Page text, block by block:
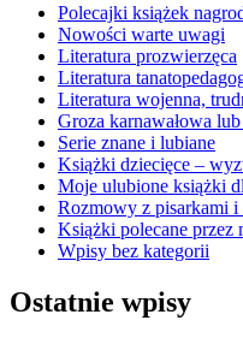
Polecajki książek
Nowości warte uwagi
Literatura prozwierzęca
Literatura
Literatura wojenna,
Groza karnawałowa
Serie znane i lubiane
Książki dziecięce –
Moje ulubione książki
Rozmowy z pisarkami i
Książki polecane przez
Wpisy bez kategorii
Ostatnie wpisy